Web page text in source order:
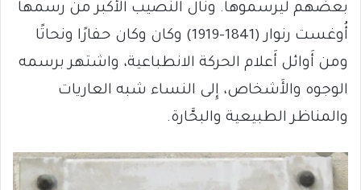
بعضهم ليرسموها. ونال النصيب الأَكبر من رسمها
أُوغست رنوار (1841-1919) وكان وكان حفارًا ونحاتًا
ومن أَوائل أَعلام الحركة الانطباعية، واشتهر برسمه
الوجوه والأَشخاص، إِلى النساء شبه العاريات
والمناظر الطبيعية والبحَّارة.